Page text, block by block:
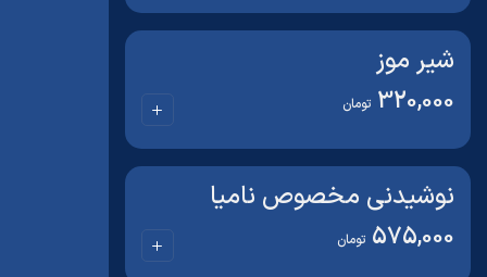
شیر موز
320,000 تومان
نوشیدنی مخصوص نامیا
575,000 تومان